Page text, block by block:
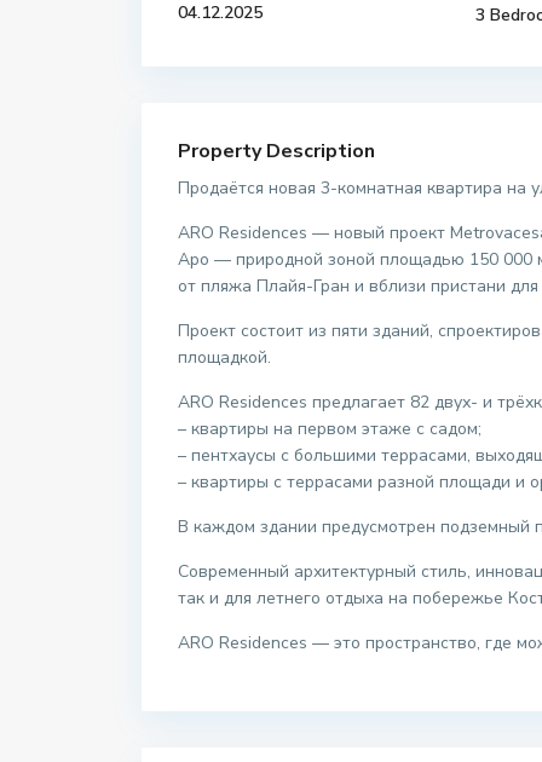
04.12.2025
3
Property Description
Продаётся новая 3-комнатная квартира на
ARO Residences — новый проект
Аро — природной зоной площадью 150 000
от пляжа Плайя-Гран и вблизи пристани
Проект состоит из пяти зданий,
площадкой.
ARO Residences предлагает 82 двух- и
– квартиры на первом этаже с садом;
– пентхаусы с большими террасами,
– квартиры с террасами разной площади и
В каждом здании предусмотрен подземный
Современный архитектурный стиль,
так и для летнего отдыха на побережье
ARO Residences — это пространство, где